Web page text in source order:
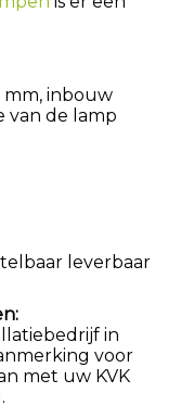
mm, inbouw
van de lamp
leverbaar
in
voor
met uw KVK